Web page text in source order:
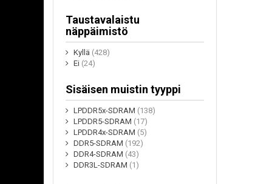
Taustavalaistu
näppäimistö
Kyllä (428)
Ei (24)
Sisäisen muistin tyyppi
LPDDR5x-SDRAM (138)
LPDDR5-SDRAM (17)
LPDDR4x-SDRAM (5)
DDR5-SDRAM (192)
DDR4-SDRAM (43)
DDR3L-SDRAM (1)